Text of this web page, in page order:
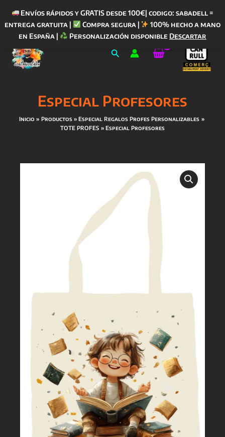
Envíos rápidos y GRATIS desde 100€| codigo: sabadell =
entrega gratuita |
Compra segura |
100% hecho a mano
en España |
Personalización disponible Descartar
contenido
Buscar
Especial Profesores
Inicio Productos
Especial Regalos Profes Personalizables
TOTE PROFES
Especial Profesores